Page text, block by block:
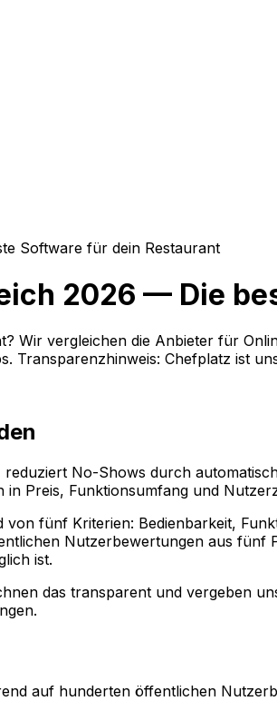
Software für dein Restaurant
2026 — Die
Wir vergleichen die Anbieter für
Transparenzhinweis: Chefplatz ist
reduziert No-Shows durch
Preis, Funktionsumfang und
fünf Kriterien: Bedienbarkeit,
Nutzerbewertungen aus
ist.
das transparent und vergeben
auf hunderten öffentlichen